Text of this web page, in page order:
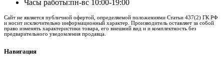
Часы работы:пн-вс 10:00-19:00
Сайт не является публичной офертой, определяемой положениями Статьи 437(2) ГК РФ
и носит исключительно информационный характер. Производитель оставляет за собой
право изменять характеристики товара, его внешний вид и и комплектность без
предварительного уведомления продавца.
Навигация